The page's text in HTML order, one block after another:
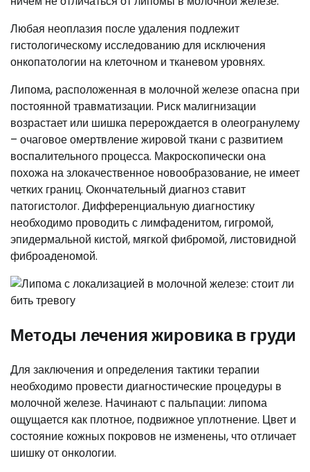
Любая неоплазия после удаления подлежит
гистологическому исследованию для исключения
онкопатологии на клеточном и тканевом уровнях.
Липома, расположенная в молочной железе опасна при
постоянной травматизации. Риск малигнизации
возрастает или шишка перерождается в олеогранулему
– очаговое омертвление жировой ткани с развитием
воспалительного процесса. Макроскопически она
похожа на злокачественное новообразование, не имеет
четких границ. Окончательный диагноз ставит
патогистолог. Дифференциальную диагностику
необходимо проводить с лимфаденитом, гигромой,
эпидермальной кистой, мягкой фибромой, листовидной
фиброаденомой.
Методы лечения жировика в груди
Для заключения и определения тактики терапии
необходимо провести диагностические процедуры в
молочной железе. Начинают с пальпации: липома
ощущается как плотное, подвижное уплотнение. Цвет и
состояние кожных покровов не изменены, что отличает
шишку от онкологии.